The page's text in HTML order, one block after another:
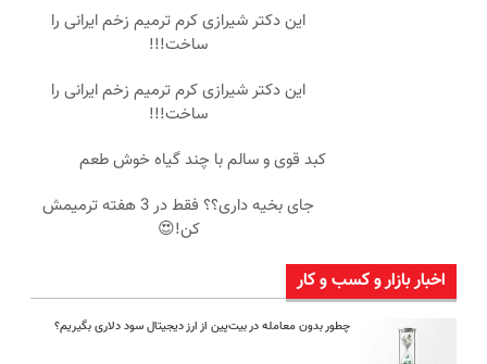
این دکتر شیرازی کرم ترمیم زخم ایرانی را
ساخت!!!
این دکتر شیرازی کرم ترمیم زخم ایرانی را
ساخت!!!
کبد قوی و سالم با چند گیاه خوش طعم
جای بخیه داری؟؟ فقط در 3 هفته ترمیمش
کن!😍
اخبار بازار و کسب و کار
چطور بدون معامله در بیت‌پین از ارز دیجیتال سود دلاری بگیریم؟